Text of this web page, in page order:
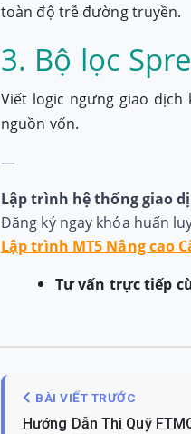
toàn độ trễ đường truyền.
3. Bộ lọc
Viết logic ngưng giao
nguồn vốn.
—
Lập trình hệ thống giao
Đăng ký ngay khóa huấn
Lập trình MT5 Nâng cao
Tư vấn trực tiếp
BÀI VIẾT TRƯỚC
Hướng Dẫn Thi Quỹ